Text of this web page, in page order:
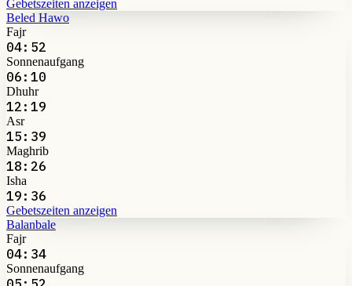
Gebetszeiten anzeigen
Beled Hawo
Fajr
04:52
Sonnenaufgang
06:10
Dhuhr
12:19
Asr
15:39
Maghrib
18:26
Isha
19:36
Gebetszeiten anzeigen
Balanbale
Fajr
04:34
Sonnenaufgang